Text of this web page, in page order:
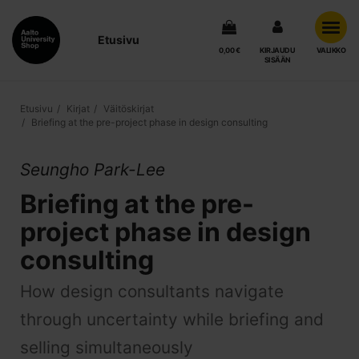
Etusivu
0,00 €
KIRJAUDU
SISÄÄN
VALIKKO
Etusivu Kirjat
Väitöskirjat
Briefing at the pre-project phase in design consulting
Seungho Park-Lee
Briefing at the pre-
project phase in design
consulting
How design consultants navigate
through uncertainty while briefing and
selling simultaneously